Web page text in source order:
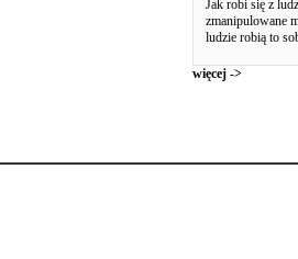
Jak robi się z
zmanipulowane
ludzie robią to
więcej ->